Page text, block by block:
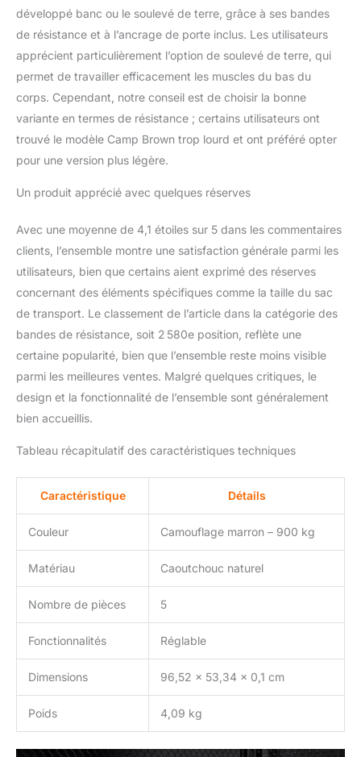
corps entier et tonifiez
vos muscles : 9
accessoires différents
peuvent être combinés
combinaisons pour
tonifier et former.
Travaillez vos bras, vos
résistance de taille.
entraînement parfait de la
de développé couché,
stimulez votre cœur avec
la bande de résistance
des squats et brûlez vos
avec des sangles de
pied. ★ Parfait pour tous
les niveaux de fitness : il
y a 2 niveaux de
Camo bleu pour les
débutants et camo
marron pour les
professionnels. Avec un
design réglable, vous
pouvez également
bandes de résistance.
athlète professionnel
un débutant à la
entraînement plus
efficace, cet ensemble
polyvalent permettra
d'améliorer votre
entraînement pour des
développé banc ou le soulevé de terre, grâce à ses bandes
de résistance et à l’ancrage de porte inclus. Les utilisateurs
apprécient particulièrement l’option de soulevé de terre, qui
permet de travailler efficacement les muscles du bas du
corps. Cependant, notre conseil est de choisir la bonne
variante en termes de résistance ; certains utilisateurs ont
trouvé le modèle Camp Brown trop lourd et ont préféré opter
pour une version plus légère.
Un produit apprécié avec quelques réserves
Avec une moyenne de 4,1 étoiles sur 5 dans les commentaires
clients, l’ensemble montre une satisfaction générale parmi les
utilisateurs, bien que certains aient exprimé des réserves
concernant des éléments spécifiques comme la taille du sac
de transport. Le classement de l’article dans la catégorie des
bandes de résistance, soit 2 580e position, reflète une
certaine popularité, bien que l’ensemble reste moins visible
parmi les meilleures ventes. Malgré quelques critiques, le
design et la fonctionnalité de l’ensemble sont généralement
bien accueillis.
Tableau récapitulatif des caractéristiques techniques
Caractéristique Détails
Couleur Camouflage marron – 900 kg
Matériau Caoutchouc naturel
Nombre de pièces 5
Fonctionnalités Réglable
Dimensions 96,52 x 53,34 x 0,1 cm
Poids 4,09 kg